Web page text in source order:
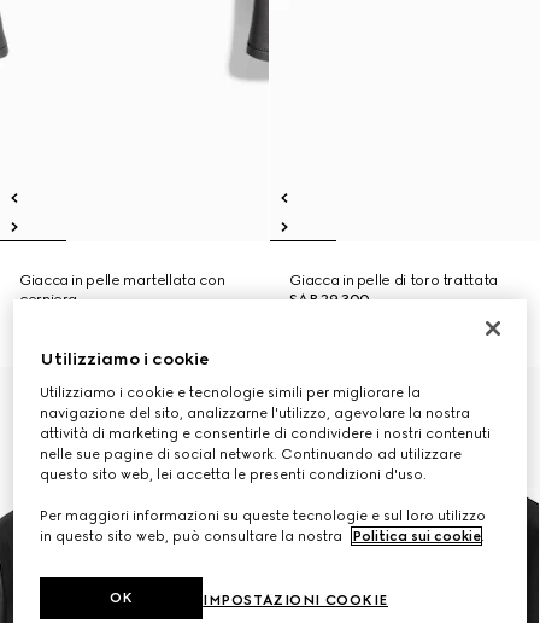
Giacca in pelle martellata con
cerniera
Giacca in pelle di toro trattata
SAR 29,300
Utilizziamo i cookie
Utilizziamo i cookie e tecnologie simili per migliorare la
navigazione del sito, analizzarne l'utilizzo, agevolare la nostra
attività di marketing e consentirle di condividere i nostri contenuti
nelle sue pagine di social network. Continuando ad utilizzare
questo sito web, lei accetta le presenti condizioni d'uso.
Per maggiori informazioni su queste tecnologie e sul loro utilizzo
in questo sito web, può consultare la nostra
Politica sui cookie.
IMPOSTAZIONI COOKIE
OK